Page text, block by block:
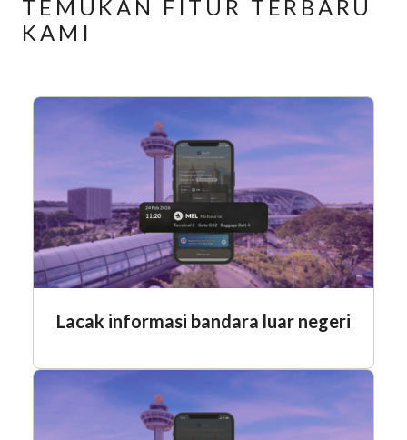
TEMUKAN FITUR TERBARU
KAMI
Lacak informasi bandara luar negeri